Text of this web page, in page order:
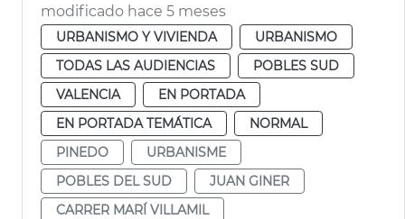
modificado hace 5 meses
URBANISMO Y VIVIENDA
URBANISMO
TODAS LAS AUDIENCIAS
POBLES SUD
VALENCIA
EN PORTADA
EN PORTADA TEMÁTICA
NORMAL
PINEDO
URBANISME
POBLES DEL SUD
JUAN GINER
CARRER MARÍ VILLAMIL